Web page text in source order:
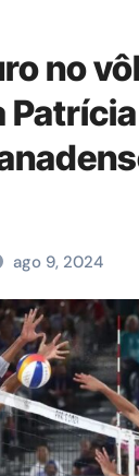
no
ago 9, 2024